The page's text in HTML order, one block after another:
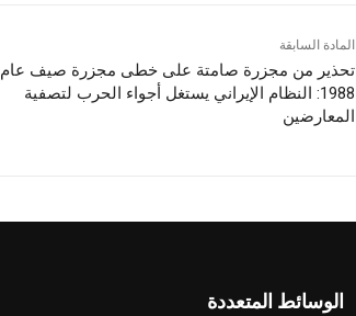
المادة السابقة
تحذير من مجزرة صامتة علی خطی مجزرة صیف عام
1988: النظام الإيراني يستغل أجواء الحرب لتصفية
المعارضين
الوسائط المتعددة